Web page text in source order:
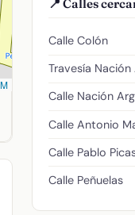
Código postal:
📍 Calles
Calle Colón
Travesía
Calle Nación
Calle Antonio
Calle Pablo
Calle Peñuelas